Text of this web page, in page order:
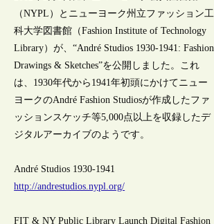
（NYPL）とニューヨーク州立ファッション工
科大学図書館（Fashion Institute of Technology
Library）が、“André Studios 1930-1941: Fashion
Drawings & Sketches”を公開しました。これ
は、1930年代から1941年初頭にかけてニュー
ヨークのAndré Fashion Studiosが作成したファ
ッションスケッチ等5,000点以上を収録したデ
ジタルアーカイブのようです。
André Studios 1930-1941
http://andrestudios.nypl.org/
FIT & NY Public Library Launch Digital Fashion